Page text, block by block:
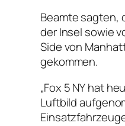
Beamte sagten,
der Insel sowie
Side von
gekommen.
„Fox 5 NYhat
Luftbild